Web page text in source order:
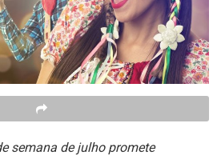
semana de julho promete